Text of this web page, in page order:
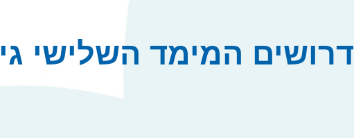
דרושים המימד השלישי